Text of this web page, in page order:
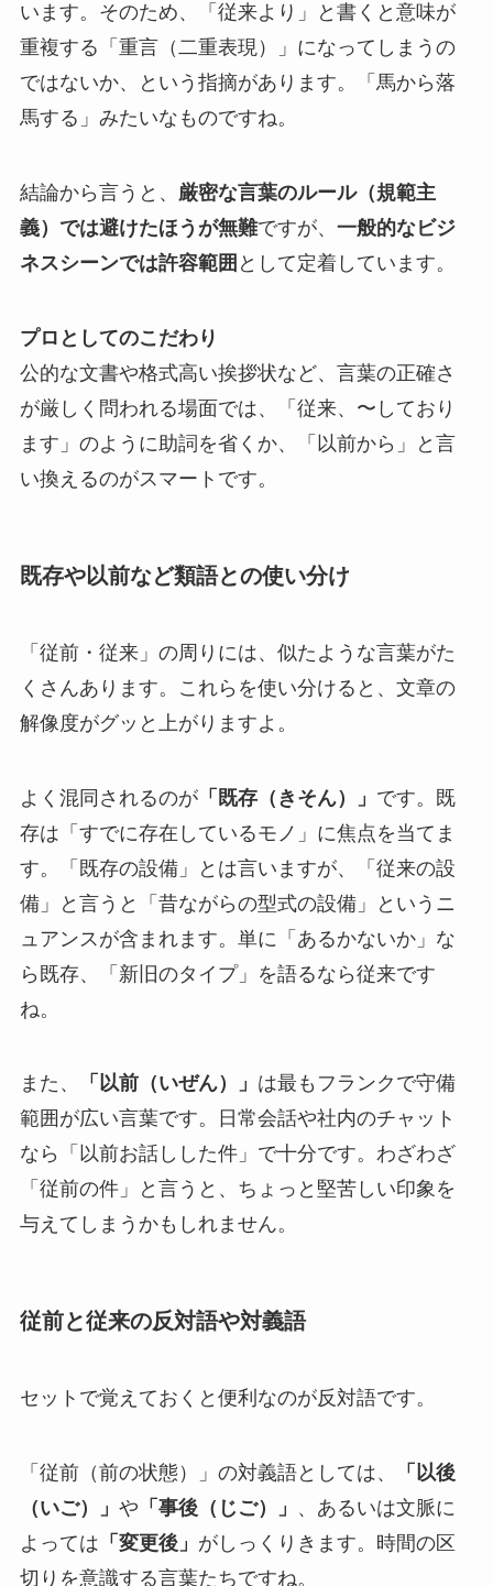
います。そのため、「従来より」と書くと意味が
重複する「重言（二重表現）」になってしまうの
ではないか、という指摘があります。「馬から落
馬する」みたいなものですね。
結論から言うと、 厳密な言葉のルール（規範主
義）では避けたほうが無難ですが、 一般的なビジ
ネスシーンでは許容範囲 として定着しています。
プロとしてのこだわり
公的な文書や格式高い挨拶状など、言葉の正確さ
が厳しく問われる場面では、「従来、〜しており
ます」のように助詞を省くか、「以前から」と言
い換えるのがスマートです。
既存や以前など類語との使い分け
「従前・従来」の周りには、似たような言葉がた
くさんあります。これらを使い分けると、文章の
解像度がグッと上がりますよ。
よく混同されるのが「既存（きそん）」 です。既
存は「すでに存在しているモノ」に焦点を当てま
す。「既存の設備」とは言いますが、「従来の設
備」と言うと「昔ながらの型式の設備」というニ
ュアンスが含まれます。単に「あるかないか」な
ら既存、「新旧のタイプ」を語るなら従来です
ね。
また、 「以前（いぜん）」 は最もフランクで守備
範囲が広い言葉です。日常会話や社内のチャット
なら「以前お話しした件」で十分です。わざわざ
「従前の件」と言うと、ちょっと堅苦しい印象を
与えてしまうかもしれません。
従前と従来の反対語や対義語
セットで覚えておくと便利なのが反対語です。
「従前（前の状態）」の対義語としては、
「以後
（いご）」 や 「事後（じご）」 、あるいは文脈に
よっては 「変更後」 がしっくりきます。時間の区
切りを意識する言葉たちですね。